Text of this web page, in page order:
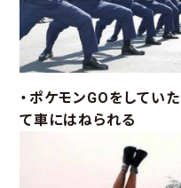
・ポケモンGOをしてい
て車にはねられる